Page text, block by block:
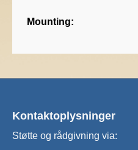
Mounting:
Kontaktoplysninger
Støtte og rådgivning via: